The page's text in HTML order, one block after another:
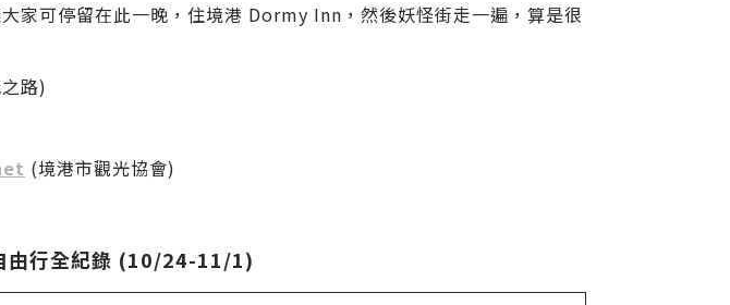
家可停留在此一晚，住境港 Dormy Inn，然後妖怪街走一遍，算是很
路)
(境港市觀光協會)
由行全紀錄 (10/24-11/1)